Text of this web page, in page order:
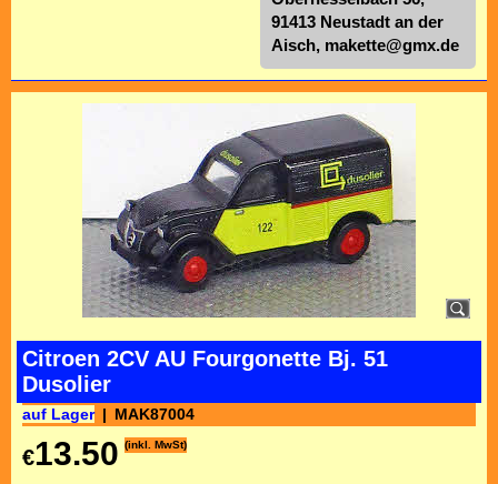
91413 Neustadt an der
Aisch, makette@gmx.de
Citroen 2CV AU Fourgonette Bj. 51
Dusolier
auf Lager MAK87004
€13.50 (inkl. MwSt)